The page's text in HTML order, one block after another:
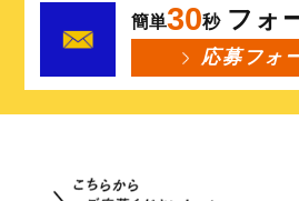
簡単30秒 フォ
応募フォ